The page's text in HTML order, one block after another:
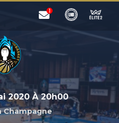
2020 À 20h00
Champagne